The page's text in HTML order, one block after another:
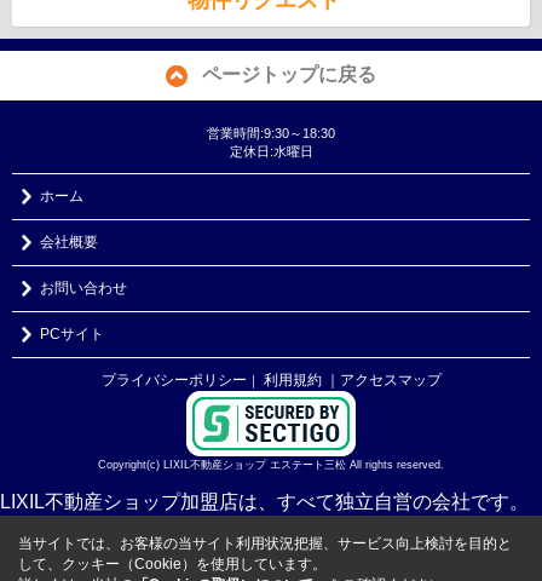
ページトップに戻る
営業時間:9:30～18:30
定休日:水曜日
ホーム
会社概要
お問い合わせ
PCサイト
プライバシーポリシー ｜ 利用規約 ｜アクセスマップ
Copyright(c) LIXIL不動産ショップ エステート三松 All rights reserved.
LIXIL不動産ショップ加盟店は、すべて独立自営の会社です。
当サイトでは、お客様の当サイト利用状況把握、サービス向上検討を目的と
して、クッキー（Cookie）を使用しています。